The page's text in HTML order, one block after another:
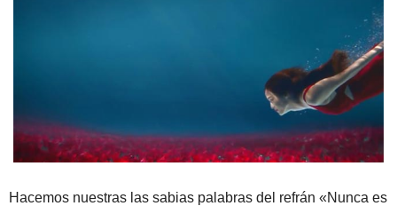
Hacemos nuestras las sabias palabras del refrán «Nunca es